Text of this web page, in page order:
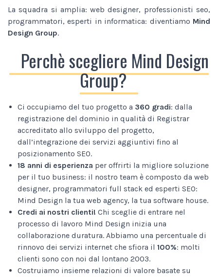
La squadra si amplia: web designer, professionisti seo,
programmatori, esperti in informatica: diventiamo Mind
Design Group.
Perchè scegliere Mind Design
Group?
Ci occupiamo del tuo progetto a 360 gradi: dalla
registrazione del dominio in qualità di Registrar
accreditato allo sviluppo del progetto,
dall’integrazione dei servizi aggiuntivi fino al
posizionamento SEO.
18 anni di esperienza per offrirti la migliore soluzione
per il tuo business: il nostro team è composto da web
designer, programmatori full stack ed esperti SEO:
Mind Design la tua web agency, la tua software house.
Credi ai nostri clienti! Chi sceglie di entrare nel
processo di lavoro Mind Design inizia una
collaborazione duratura. Abbiamo una percentuale di
rinnovo dei servizi internet che sfiora il 100%: molti
clienti sono con noi dal lontano 2003.
Costruiamo insieme relazioni di valore basate su